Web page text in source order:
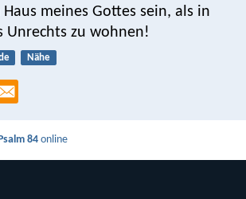
meines Gottes sein, als in
Unrechts zu wohnen!
Nähe
84 online